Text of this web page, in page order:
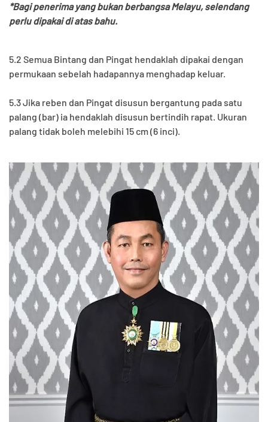
*Bagi penerima yang bukan berbangsa Melayu, selendang
perlu dipakai di atas bahu.
5.2 Semua Bintang dan Pingat hendaklah dipakai dengan
permukaan sebelah hadapannya menghadap keluar.
5.3 Jika reben dan Pingat disusun bergantung pada satu
palang (bar) ia hendaklah disusun bertindih rapat. Ukuran
palang tidak boleh melebihi 15 cm (6 inci).